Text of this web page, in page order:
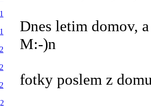
Dnes letim domov,
M:-)n
fotky poslem z